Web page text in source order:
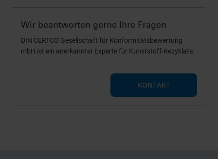
Wir beantworten gerne Ihre Fragen
DIN CERTCO Gesellschaft für Konformitätsbewertung
mbH ist ein anerkannter Experte für Kunststoff-Rezyklate.
KONTAKT